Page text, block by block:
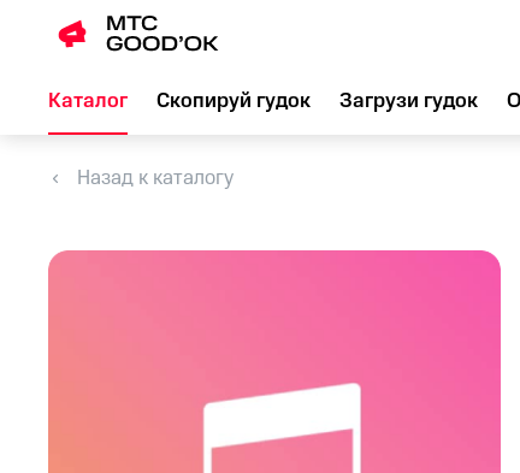
Каталог Скопируй гудок Загрузи гудок
Назад к каталогу